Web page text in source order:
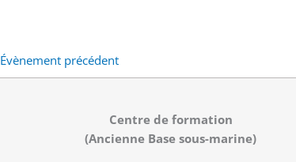
Évènement précédent
Centre de formation
(Ancienne Base sous-marine)